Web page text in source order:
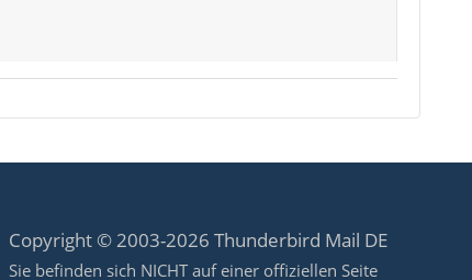
Copyright © 2003-2026 Thunderbird Mail DE
Sie befinden sich NICHT auf einer offiziellen Seite